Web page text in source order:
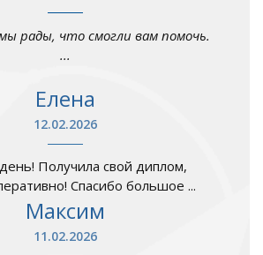
рады, что смогли вам помочь.
...
Елена
12.02.2026
Получила свой диплом,
Спасибо большое ...
Максим
11.02.2026